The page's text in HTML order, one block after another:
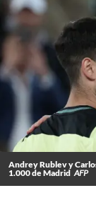
Andrey Rublev y
1.000 de Madrid AFP